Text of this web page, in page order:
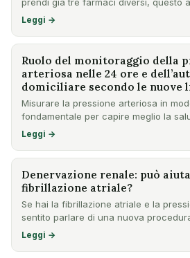
cap…
Leggi →
Ruolo del monitoraggio della
arteriosa nelle 24 ore e
domiciliare secondo le nuove
Misurare la pressione arteriosa in
fondamentale per capire meglio la
ipertensio…
Leggi →
Denervazione renale: può
fibrillazione atriale?
Se hai la fibrillazione atriale e la
sentito parlare di una nuova
Leggi →